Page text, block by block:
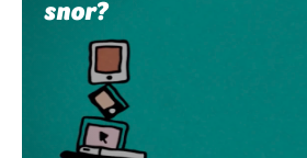
snor?